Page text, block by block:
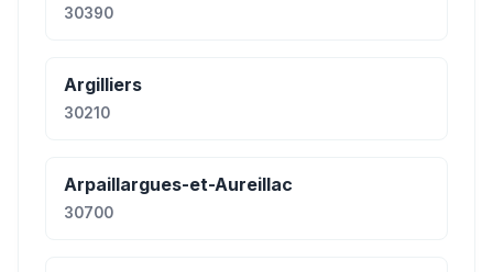
30390
Argilliers
30210
Arpaillargues-et-Aureillac
30700